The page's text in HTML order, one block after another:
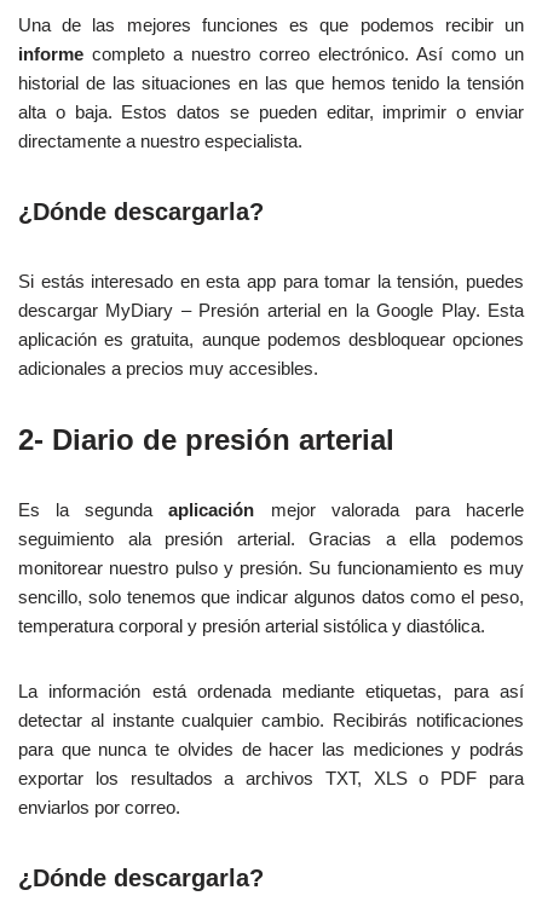
Una de las mejores funciones es que podemos recibir un
informe completo a nuestro correo electrónico. Así como un
historial de las situaciones en las que hemos tenido la tensión
alta o baja. Estos datos se pueden editar, imprimir o enviar
directamente a nuestro especialista.
¿Dónde descargarla?
Si estás interesado en esta app para tomar la tensión, puedes
descargar MyDiary – Presión arterial en la Google Play. Esta
aplicación es gratuita, aunque podemos desbloquear opciones
adicionales a precios muy accesibles.
2- Diario de presión arterial
Es la segundaaplicación mejor valorada para hacerle
seguimiento ala presión arterial. Gracias a ella podemos
monitorear nuestro pulso y presión. Su funcionamiento es muy
sencillo, solo tenemos que indicar algunos datos como el peso,
temperatura corporal y presión arterial sistólica y diastólica.
La información está ordenada mediante etiquetas, para así
detectar al instante cualquier cambio. Recibirás notificaciones
para que nunca te olvides de hacer las mediciones y podrás
exportar los resultados a archivos TXT, XLS o PDF para
enviarlos por correo.
¿Dónde descargarla?